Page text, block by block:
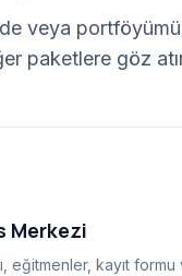
veya
paketlere göz
Merkezi
eğitmenler, kayıt formu